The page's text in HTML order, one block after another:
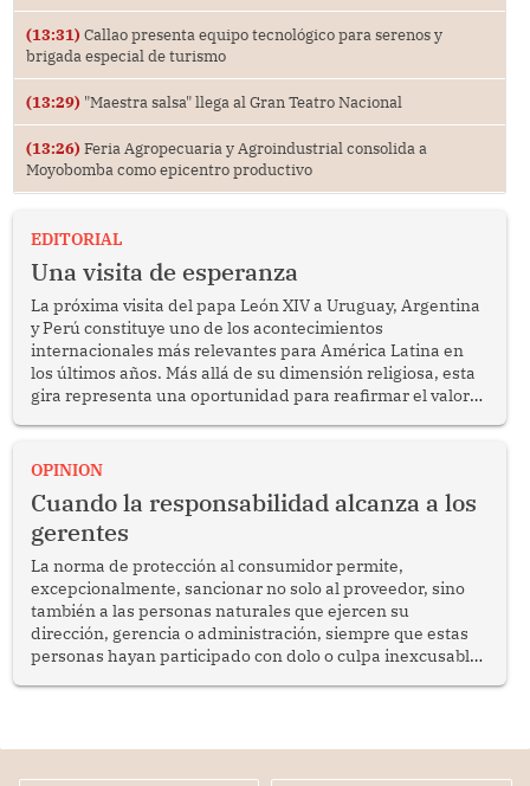
(13:31) Callao presenta equipo tecnológico para serenos y
brigada especial de turismo
(13:29) "Maestra salsa" llega al Gran Teatro Nacional
(13:26) Feria Agropecuaria y Agroindustrial consolida a
Moyobomba como epicentro productivo
EDITORIAL
Una visita de esperanza
La próxima visita del papa León XIV a Uruguay, Argentina
y Perú constituye uno de los acontecimientos
internacionales más relevantes para América Latina en
los últimos años. Más allá de su dimensión religiosa, esta
gira representa una oportunidad para reafirmar el valor
enfrenta desafíos en materia de desarrollo, cohesión
OPINION
Cuando la responsabilidad alcanza a los
gerentes
La norma de protección al consumidor permite,
excepcionalmente, sancionar no solo al proveedor, sino
también a las personas naturales que ejercen su
dirección, gerencia o administración, siempre que estas
personas hayan participado con dolo o culpa inexcusable
por la frustrada realización de un meet and greet con